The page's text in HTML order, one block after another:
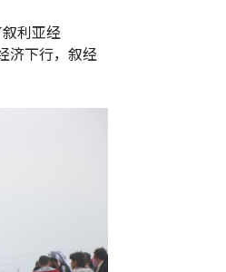
利亚经
济下行，叙经